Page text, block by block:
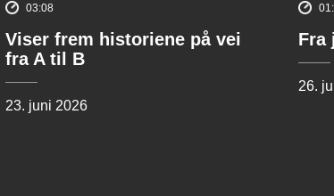
03:08
Viser frem historiene på vei
fra A til B
23. juni 2026
Fra
26.